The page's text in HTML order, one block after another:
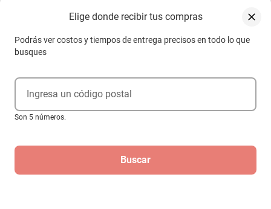
Elige donde recibir tus compras
Podrás ver costos y tiempos de entrega precisos en todo lo que
busques
Ingresa un código postal
Son 5 números.
Buscar
Ejerce tus derechos ARCO
Condiciones Venta Digital
pueden diferir de las promociones publicadas en tienda.
navegadores